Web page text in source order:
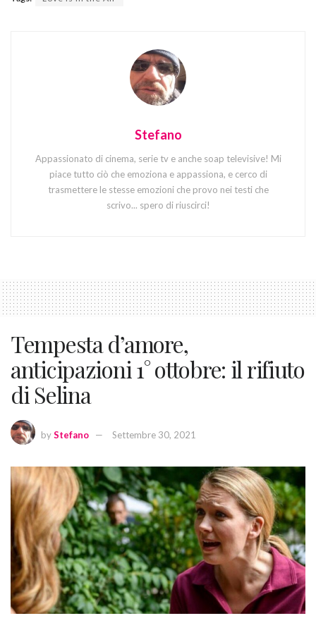
Stefano
Appassionato di cinema, serie tv e anche soap televisive! Mi
piace tutto ciò che emoziona e appassiona, e cerco di
trasmettere le stesse emozioni che provo nei testi che
scrivo... spero di riuscirci!
Tempesta d’amore,
anticipazioni 1° ottobre: il rifiuto
di Selina
byStefano Settembre 30, 2021